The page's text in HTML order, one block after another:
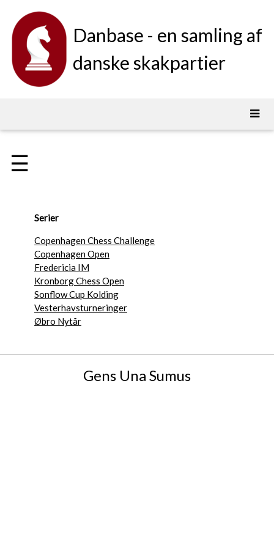
Danbase - en samling af
danske skakpartier
☰
Serier
Copenhagen Chess Challenge
Copenhagen Open
Fredericia IM
Kronborg Chess Open
Sonflow Cup Kolding
Vesterhavsturneringer
Øbro Nytår
Gens Una Sumus